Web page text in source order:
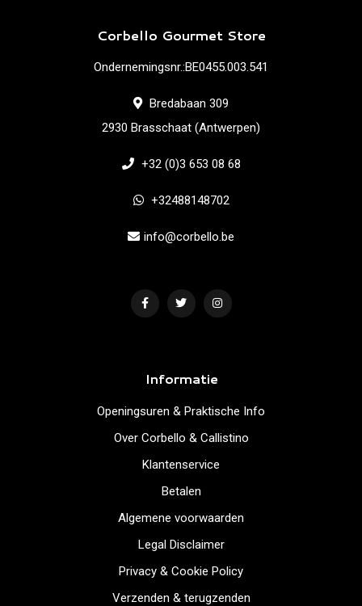
Corbello Gourmet Store
Ondernemingsnr.:BE0455.003.541
Bredabaan 309
2930 Brasschaat (Antwerpen)
+32 (0)3 653 08 68
+32488148702
info@corbello.be
Informatie
Openingsuren & Praktische Info
Over Corbello & Callistino
Klantenservice
Betalen
Algemene voorwaarden
Legal Disclaimer
Privacy & Cookie Policy
Verzenden & terugzenden